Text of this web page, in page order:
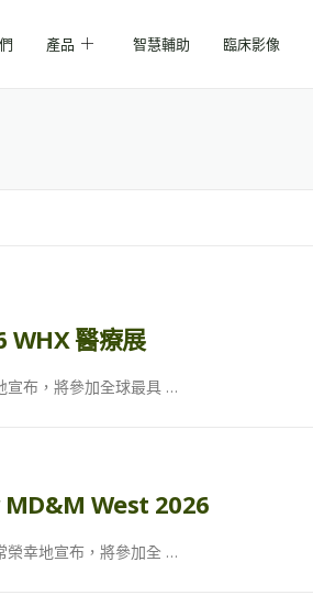
產品 智慧輔助 臨床影像
WHX 醫療展
宣布，將參加全球最具 …
MD&M West 2026
榮幸地宣布，將參加全 …